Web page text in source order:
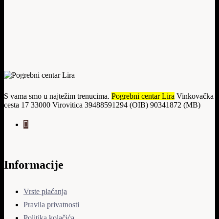
S vama smo u najtežim trenucima. Pogrebni centar Lira Vinkovačka
cesta 17 33000 Virovitica 39488591294 (OIB) 90341872 (MB)
Informacije
Vrste plaćanja
Pravila privatnosti